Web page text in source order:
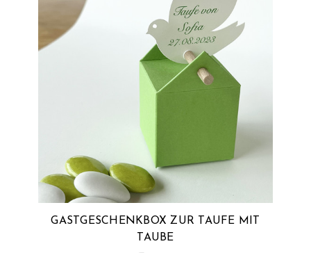
GASTGESCHENKBOX ZUR TAUFE MIT
TAUBE